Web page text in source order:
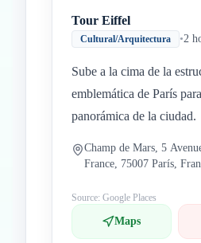
Tour Eiffel
Cultural/Arquitectura •2
Sube a la cima de la
emblemática de París
panorámica de la ciudad.
Champ de Mars, 5
France, 75007 París,
Source: Google Places
Maps